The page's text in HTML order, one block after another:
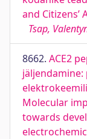
and Citizens’
Tsap,
8662. ACE2
Molecular
towards